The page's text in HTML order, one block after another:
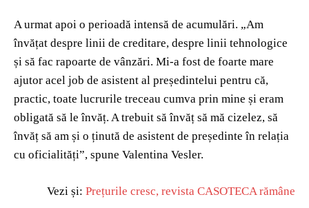
A urmat apoi o perioadă intensă de acumulări. „Am
învățat despre linii de creditare, despre linii tehnologice
și să fac rapoarte de vânzări. Mi-a fost de foarte mare
ajutor acel job de asistent al președintelui pentru că,
practic, toate lucrurile treceau cumva prin mine și eram
obligată să le învăț. A trebuit să învăț să mă cizelez, să
învăț să am și o ținută de asistent de președinte în relația
cu oficialități”, spune Valentina Vesler.
Vezi și: Prețurile cresc, revista CASOTECA rămâne